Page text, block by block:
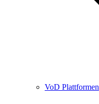
VoD Plattformen